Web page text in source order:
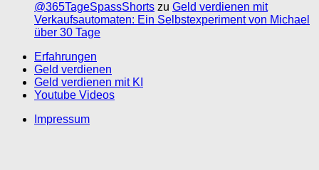
@365TageSpassShorts zu Geld verdienen mit
Verkaufsautomaten: Ein Selbstexperiment von Michael
über 30 Tage
Erfahrungen
Geld verdienen
Geld verdienen mit KI
Youtube Videos
Impressum